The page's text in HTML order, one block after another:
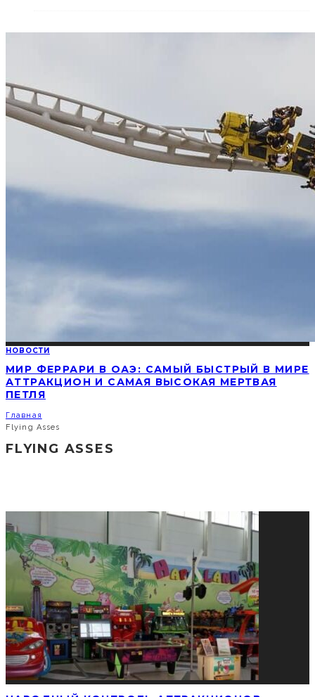
НОВОСТИ
МИР ФЕРРАРИ В ОАЭ: САМЫЙ БЫСТРЫЙ В МИРЕ
АТТРАКЦИОН И САМАЯ ВЫСОКАЯ МЕРТВАЯ
ПЕТЛЯ
Главная
Flying Asses
FLYING ASSES